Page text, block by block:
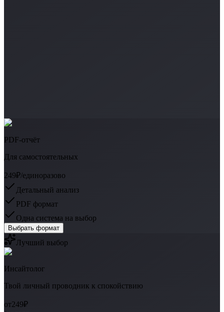
PDF-отчёт
Для самостоятельных
249₽/единоразово
Детальный анализ
PDF формат
Одна система на выбор
Выбрать формат
Лучший выбор
Инсайтолог
Твой личный проводник к спокойствию
от249₽